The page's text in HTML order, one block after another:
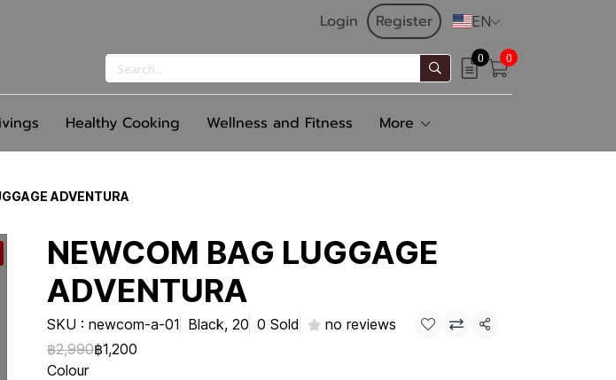
Login Register EN
0 0
Healthy Cooking Wellness and Fitness More
ADVENTURA
NEWCOM BAG LUGGAGE
ADVENTURA
SKU : newcom-a-01 Black, 20 0 Sold no reviews
Share
฿2,990฿1,200
Colour